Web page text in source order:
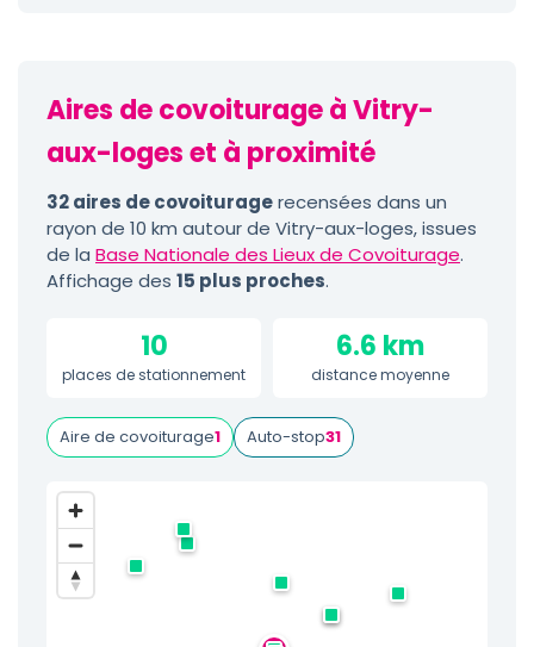
Aires de covoiturage à Vitry-
aux-loges et à proximité
32 aires de covoituragerecensées dans un
rayon de 10 km autour de Vitry-aux-loges, issues
de la Base Nationale des Lieux de Covoiturage.
Affichage des 15 plus proches.
10
places de stationnement
6.6 km
distance moyenne
Aire de covoiturage1 Auto-stop31